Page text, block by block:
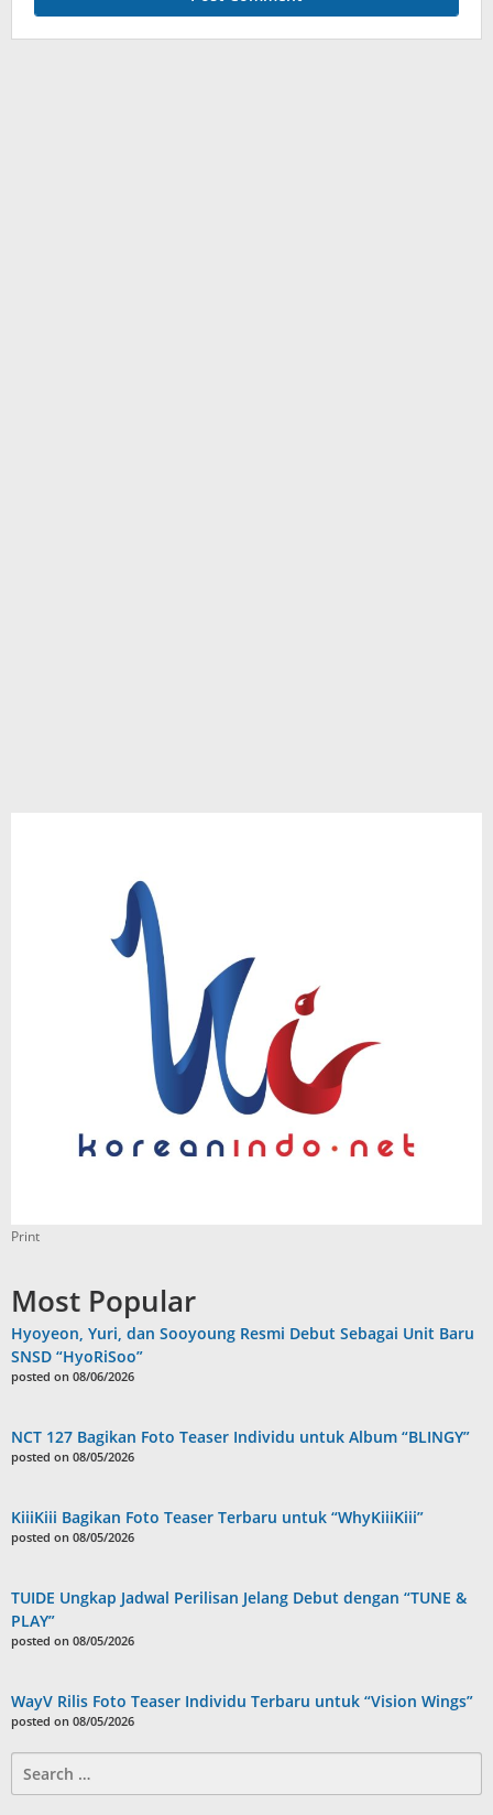
Print
Most Popular
Hyoyeon, Yuri, dan Sooyoung Resmi Debut Sebagai Unit Baru
SNSD “HyoRiSoo”
posted on 08/06/2026
NCT 127 Bagikan Foto Teaser Individu untuk Album “BLINGY”
posted on 08/05/2026
KiiiKiii Bagikan Foto Teaser Terbaru untuk “WhyKiiiKiii”
posted on 08/05/2026
TUIDE Ungkap Jadwal Perilisan Jelang Debut dengan “TUNE &
PLAY”
posted on 08/05/2026
WayV Rilis Foto Teaser Individu Terbaru untuk “Vision Wings”
posted on 08/05/2026
for: